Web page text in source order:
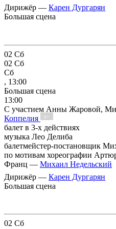
Дирижёр — Карен Дургарян
Большая сцена
02 Сб
02 Сб
Сб
, 13:00
Большая сцена
13:00
С участием Анны Жаровой,
Коппелия
6+
балет в 3-х действиях
музыка Лео Делиба
балетмейстер-постановщик
по мотивам хореографии
Франц — Михаил Недельский
Дирижёр — Карен Дургарян
Большая сцена
02 Сб